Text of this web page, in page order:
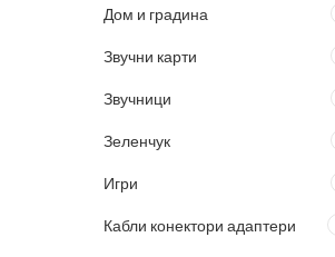
Дом и градина
Звучни карти
Звучници
Зеленчук
Игри
Кабли конектори адаптери